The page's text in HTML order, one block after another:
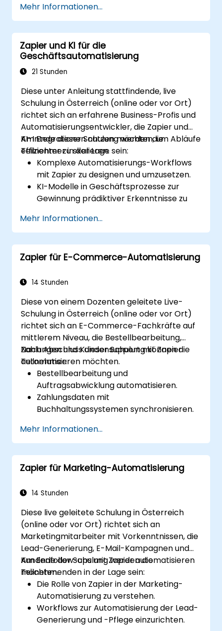
häufige Probleme beheben.
Workflow-Automatisierung skalieren, um
den geschäftlichen Anforderungen
gerecht zu werden.
Mehr Informationen...
Zapier und KI für die
Geschäftsautomatisierung
21 Stunden
Diese unter Anleitung stattfindende, live
Schulung in Österreich (online oder vor Ort)
richtet sich an erfahrene Business-Profis und
Automatisierungsentwickler, die Zapier und
KI-Integrationen nutzen möchten, um Abläufe
effizienter zu skalieren.
Am Ende dieser Schulung werden die
Teilnehmer in der Lage sein:
Komplexe Automatisierungs-Workflows
mit Zapier zu designen und umzusetzen.
KI-Modelle in Geschäftsprozesse zur
Gewinnung prädiktiver Erkenntnisse zu
Abläufe durch die Automatisierung von
Aufgaben über mehrere Plattformen
hinweg zu optimieren.
Automatisierte Workflows zu überwachen
kontinuierliche Verbesserung
Mehr Informationen...
Zapier für E-Commerce-Automatisierung
14 Stunden
Diese von einem Dozenten geleitete Live-
Schulung in Österreich (online oder vor Ort)
richtet sich an E-Commerce-Fachkräfte auf
mittlerem Niveau, die Bestellbearbeitung,
Zahlungen und Kundensupport mit Zapier
automatisieren möchten.
Nach Abschluss dieser Schulung können die
Teilnehmer:
Bestellbearbeitung und
Auftragsabwicklung automatisieren.
Zahlungsdaten mit
Buchhaltungssystemen synchronisieren.
verbessern.
Marketing- und Verkaufsarbeitsabläufe
optimieren.
Mehr Informationen...
Zapier für Marketing-Automatisierung
14 Stunden
Diese live geleitete Schulung in Österreich
(online oder vor Ort) richtet sich an
Marketingmitarbeiter mit Vorkenntnissen, die
Lead-Generierung, E-Mail-Kampagnen und
Kundenfollow-ups mit Zapier automatisieren
möchten.
Am Ende der Schulung werden die
Teilnehmenden in der Lage sein:
Die Rolle von Zapier in der Marketing-
Automatisierung zu verstehen.
Workflows zur Automatisierung der Lead-
Generierung und -Pflege einzurichten.